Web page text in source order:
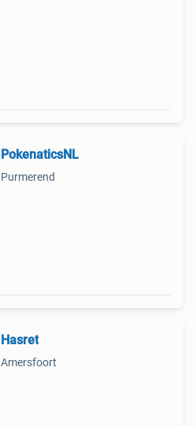
PokenaticsNL
Purmerend
Hasret
Amersfoort